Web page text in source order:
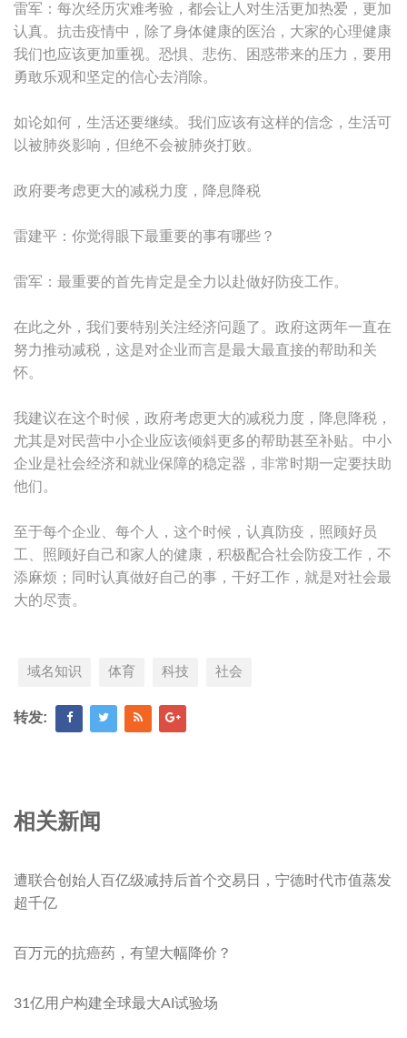
雷军：每次经历灾难考验，都会让人对生活更加热爱，更加
认真。抗击疫情中，除了身体健康的医治，大家的心理健康
我们也应该更加重视。恐惧、悲伤、困惑带来的压力，要用
勇敢乐观和坚定的信心去消除。
如论如何，生活还要继续。我们应该有这样的信念，生活可
以被肺炎影响，但绝不会被肺炎打败。
政府要考虑更大的减税力度，降息降税
雷建平：你觉得眼下最重要的事有哪些？
雷军：最重要的首先肯定是全力以赴做好防疫工作。
在此之外，我们要特别关注经济问题了。政府这两年一直在
努力推动减税，这是对企业而言是最大最直接的帮助和关
怀。
我建议在这个时候，政府考虑更大的减税力度，降息降税，
尤其是对民营中小企业应该倾斜更多的帮助甚至补贴。中小
企业是社会经济和就业保障的稳定器，非常时期一定要扶助
他们。
至于每个企业、每个人，这个时候，认真防疫，照顾好员
工、照顾好自己和家人的健康，积极配合社会防疫工作，不
添麻烦；同时认真做好自己的事，干好工作，就是对社会最
大的尽责。
域名知识 体育 科技 社会
转发:
相关新闻
遭联合创始人百亿级减持后首个交易日，宁德时代市值蒸发
超千亿
百万元的抗癌药，有望大幅降价？
31亿用户构建全球最大AI试验场